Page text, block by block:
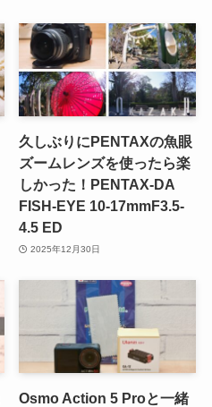
久しぶりにPENTAXの魚眼
ズームレンズを使ったら楽
しかった！PENTAX-DA
FISH-EYE 10-17mmF3.5-
4.5 ED
2025年12月30日
Osmo Action 5 Proと一緒